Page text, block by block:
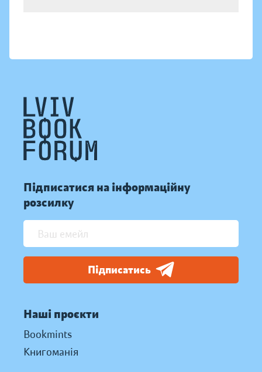
Підписатися на інформаційну
розсилку
Підписатись
Наші проєкти
Bookmints
Книгоманія